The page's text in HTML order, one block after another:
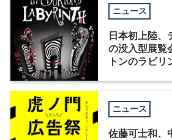
ニュース
日本初上陸、
の没入型展覧
トンのラビ
ニュース
佐藤可士和、